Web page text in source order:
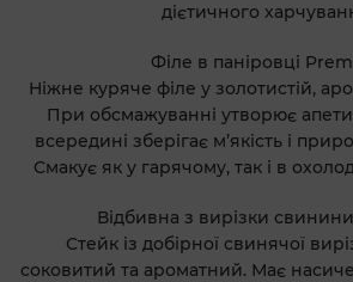
дієтичного
Філе в паніровці
Ніжне куряче філе у золотистій,
При обсмажуванні утворює
всередині зберігає м’якість і
Смакує як у гарячому, так і в
Відбивна з вирізки
Стейк із добірної свинячої
соковитий та ароматний. Має